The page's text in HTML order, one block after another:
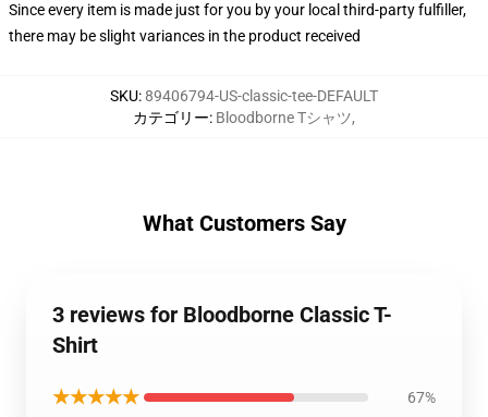
Since every item is made just for you by your local third-party fulfiller,
there may be slight variances in the product received
SKU:89406794-US-classic-tee-DEFAULT
カテゴリー: Bloodborne Tシャツ,
What Customers Say
3 reviews for Bloodborne Classic T-
Shirt
★★★★★ 67%